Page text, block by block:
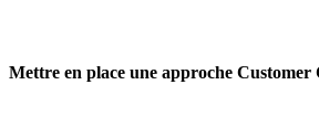
Mettre en place une approche Customer